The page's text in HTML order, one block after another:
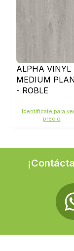
ALPHA VINYL
MEDIUM
- ROBLE
GRIS -
AVMP40201
Identifícate para
precio